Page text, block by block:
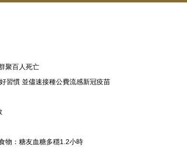
聚百人死亡
習慣 並儘速接種公費流感新冠疫苗
物：糖友血糖多穩1.2小時